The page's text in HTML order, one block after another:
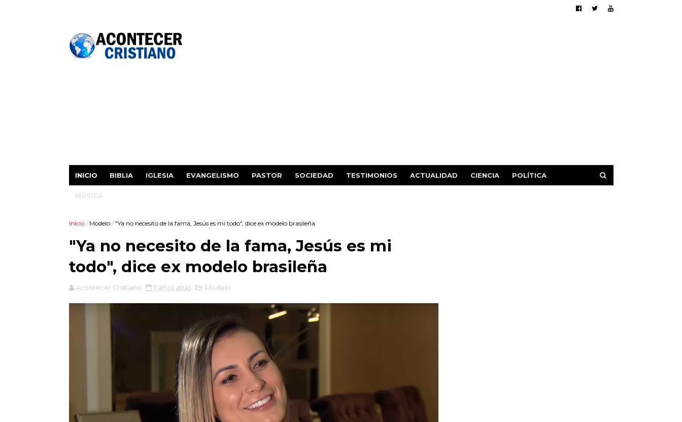
INICIO BIBLIA IGLESIA EVANGELISMO PASTOR SOCIEDAD TESTIMONIOS ACTUALIDAD CIENCIA POLÍTICA
MÚSICA
Inicio / Modelo / "Ya no necesito de la fama, Jesús es mi todo", dice ex modelo brasileña
"Ya no necesito de la fama, Jesús es mi
todo", dice ex modelo brasileña
Acontecer Cristiano 7 años atrás Modelo